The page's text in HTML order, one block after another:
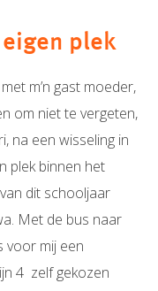
plek
m’n gast moeder,
om niet te vergeten,
na een wisseling in
plek binnen het
dit schooljaar
Met de bus naar
voor mij een
4 zelf gekozen